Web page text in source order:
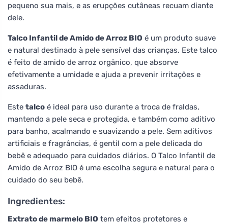
pequeno sua mais, e as erupções cutâneas recuam diante
dele.
Talco Infantil de Amido de Arroz BIO é um produto suave
e natural destinado à pele sensível das crianças. Este talco
é feito de amido de arroz orgânico, que absorve
efetivamente a umidade e ajuda a prevenir irritações e
assaduras.
Este talco é ideal para uso durante a troca de fraldas,
mantendo a pele seca e protegida, e também como aditivo
para banho, acalmando e suavizando a pele. Sem aditivos
artificiais e fragrâncias, é gentil com a pele delicada do
bebê e adequado para cuidados diários. O Talco Infantil de
Amido de Arroz BIO é uma escolha segura e natural para o
cuidado do seu bebê.
Ingredientes:
Extrato de marmelo BIO tem efeitos protetores e